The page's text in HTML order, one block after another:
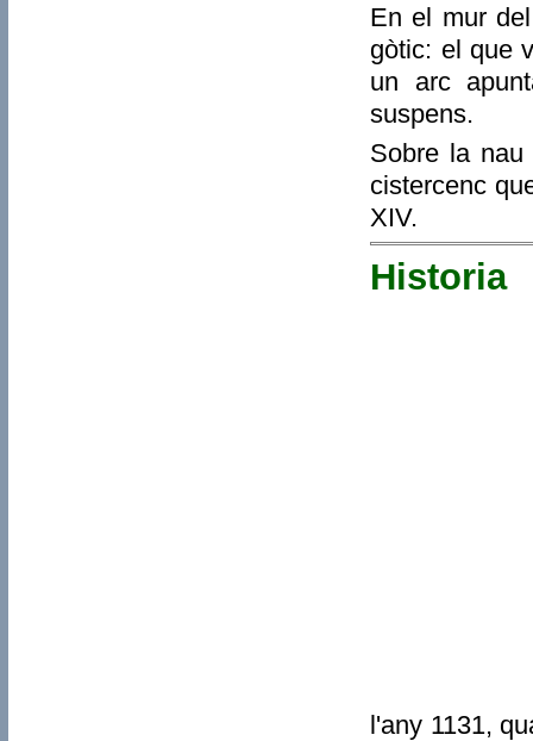
En el mur
gòtic: el que
un arc
suspens.
Sobre la
cistercenc
XIV.
Historia
l'any 1131,